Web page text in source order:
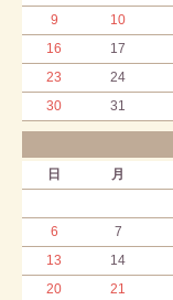
9
10
16
17
23
24
30
31
日 月
6
7
13
14
20
21